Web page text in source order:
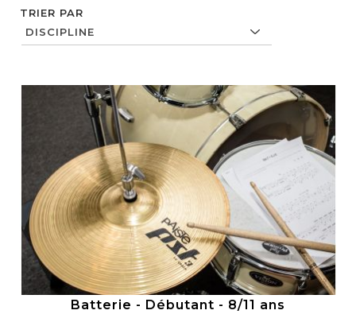
TRIER PAR
Batterie - Débutant - 8/11 ans